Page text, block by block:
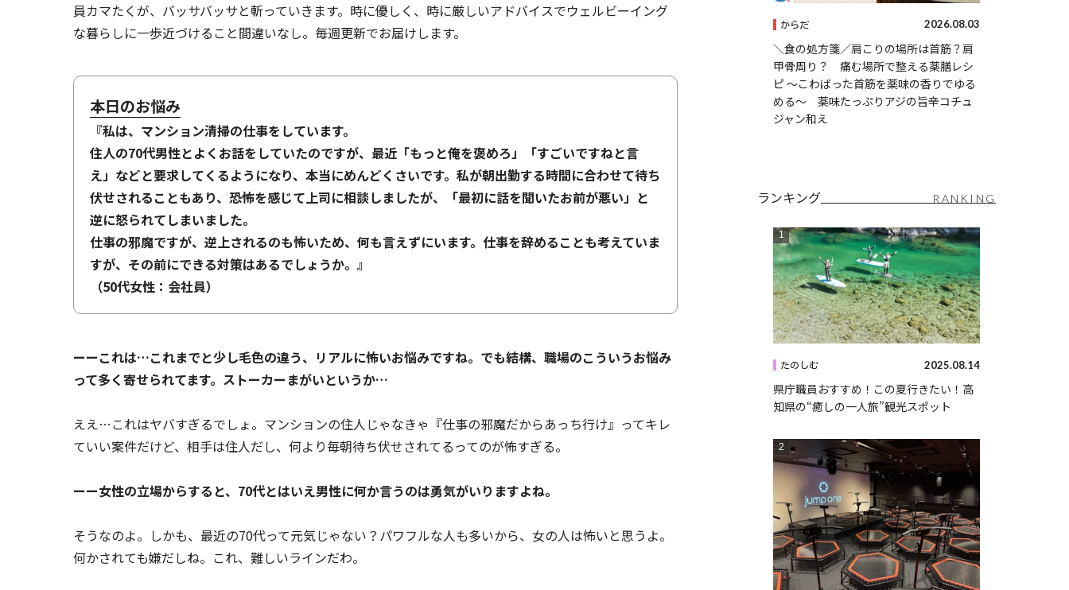
員カマたくが、バッサバッサと斬っていきます。時に優しく、時に厳しいアドバイスでウェルビーイング
な暮らしに一歩近づけること間違いなし。毎週更新でお届けします。
本日のお悩み
『私は、マンション清掃の仕事をしています。
住人の70代男性とよくお話をしていたのですが、最近「もっと俺を褒めろ」「すごいですねと言
え」などと要求してくるようになり、本当にめんどくさいです。私が朝出勤する時間に合わせて待ち
伏せされることもあり、恐怖を感じて上司に相談しましたが、「最初に話を聞いたお前が悪い」と
逆に怒られてしまいました。
仕事の邪魔ですが、逆上されるのも怖いため、何も言えずにいます。仕事を辞めることも考えていま
すが、その前にできる対策はあるでしょうか。』
（50代女性：会社員）
ーーこれは…これまでと少し毛色の違う、リアルに怖いお悩みですね。でも結構、職場のこういうお悩み
って多く寄せられてます。ストーカーまがいというか…
ええ…これはヤバすぎるでしょ。マンションの住人じゃなきゃ『仕事の邪魔だからあっち行け』ってキレ
ていい案件だけど、相手は住人だし、何より毎朝待ち伏せされてるってのが怖すぎる。
ーー女性の立場からすると、70代とはいえ男性に何か言うのは勇気がいりますよね。
そうなのよ。しかも、最近の70代って元気じゃない？パワフルな人も多いから、女の人は怖いと思うよ。
何かされても嫌だしね。これ、難しいラインだわ。
からだ 2026.08.03
＼食の処方箋／肩こりの場所は首筋？肩
甲骨周り？ 痛む場所で整える薬膳レシ
ピ 〜こわばった首筋を薬味の香りでゆる
める〜 薬味たっぷりアジの旨辛コチュ
ジャン和え
ランキング RANKING
たのしむ 2025.08.14
県庁職員おすすめ！この夏行きたい！高
知県の“癒しの一人旅”観光スポット